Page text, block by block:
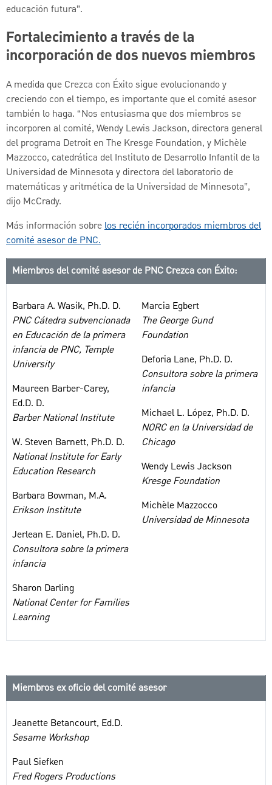
educación futura”.
Fortalecimiento a través de la
incorporación de dos nuevos miembros
A medida que Crezca con Éxito sigue evolucionando y
creciendo con el tiempo, es importante que el comité asesor
también lo haga. “Nos entusiasma que dos miembros se
incorporen al comité, Wendy Lewis Jackson, directora general
del programa Detroit en The Kresge Foundation, y Michèle
Mazzocco, catedrática del Instituto de Desarrollo Infantil de la
Universidad de Minnesota y directora del laboratorio de
matemáticas y aritmética de la Universidad de Minnesota”,
dijo McCrady.
Más información sobrelos recién incorporados miembros del
comité asesor de PNC.
Miembros del comité asesor de PNC Crezca con Éxito:
Barbara A. Wasik, Ph.D. D.
PNC Cátedra subvencionada
en Educación de la primera
infancia de PNC, Temple
University
Maureen Barber-Carey,
Ed.D. D.
Barber National Institute
W. Steven Barnett, Ph.D. D.
National Institute for Early
Education Research
Barbara Bowman, M.A.
Erikson Institute
Jerlean E. Daniel, Ph.D. D.
Consultora sobre la primera
infancia
Sharon Darling
National Center for Families
Learning
Marcia Egbert
The George Gund
Foundation
Deforia Lane, Ph.D. D.
Consultora sobre la primera
infancia
Michael L. López, Ph.D. D.
NORC en la Universidad de
Chicago
Wendy Lewis Jackson
Kresge Foundation
Michèle Mazzocco
Universidad de Minnesota
Miembros ex oficio del comité asesor
Jeanette Betancourt, Ed.D.
Sesame Workshop
Paul Siefken
Fred Rogers Productions